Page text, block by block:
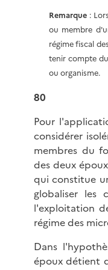
Remarque :
ou membre
régime fiscal
tenir compte
ou organisme.
80
Pour
considérer
membres du
des deux
qui constitue
globaliser les
l'exploitation
régime des
Dans
époux détient